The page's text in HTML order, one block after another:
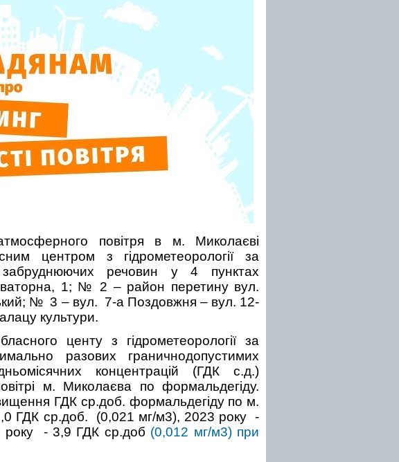
повітря в м. Миколаєві
центром з гідрометеорології за
речовин у 4 пунктах
1; № 2 – район перетину вул.
№ 3 – вул. 7-а Поздовжня – вул. 12-
культури.
центу з гідрометеорології за
разових граничнодопустимих
концентрацій (ГДК с.д.)
м. Миколаєва по формальдегіду.
ГДК ср.доб. формальдегіду по м.
ГДК ср.доб. (0,021 мг/м3), 2023 року -
- 3,9 ГДК ср.доб (0,012 мг/м3) при